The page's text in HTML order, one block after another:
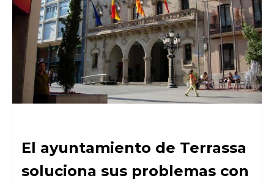
El ayuntamiento de Terrassa
soluciona sus problemas con